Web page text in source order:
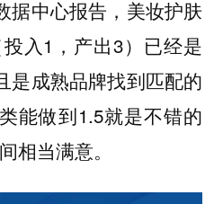
据中心报告，美妆护肤
入1，产出3）已经是
是成熟品牌找到匹配的
能做到1.5就是不错的
相当满意。